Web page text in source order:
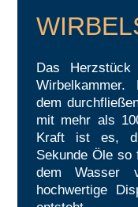
Das
dem
mit mehr als
Kraft ist es,
Sekunde Öle
dem Wasser
hochwertige